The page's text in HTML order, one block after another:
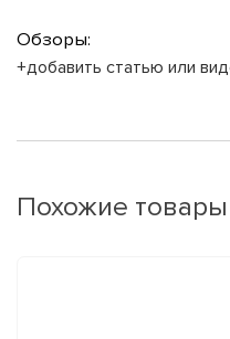
Обзоры:
+добавить статью или
Похожие товары